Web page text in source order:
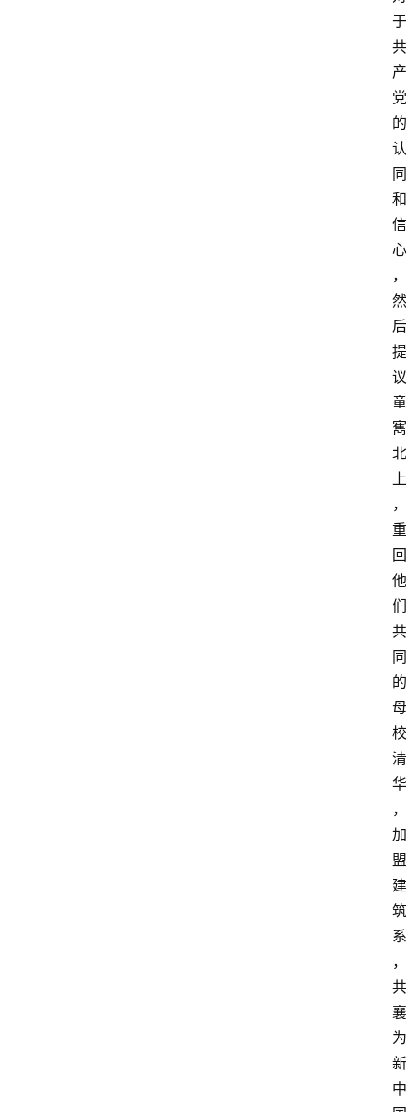
于
共
产
党
的
认
同
和
信
心
，
然
后
提
议
童
寯
北
上
，
重
回
他
们
共
同
的
母
校
清
华
，
加
盟
建
筑
系
，
共
襄
为
新
中